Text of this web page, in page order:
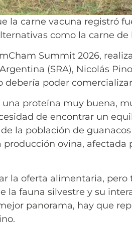
la carne vacuna registró
como la carne de
Summit 2026,
(SRA), Nicolás
poder
una proteína muy buena,
de encontrar un
la población de
ovina, afectada
la oferta alimentaria,
la fauna silvestre y su
panorama, hay que